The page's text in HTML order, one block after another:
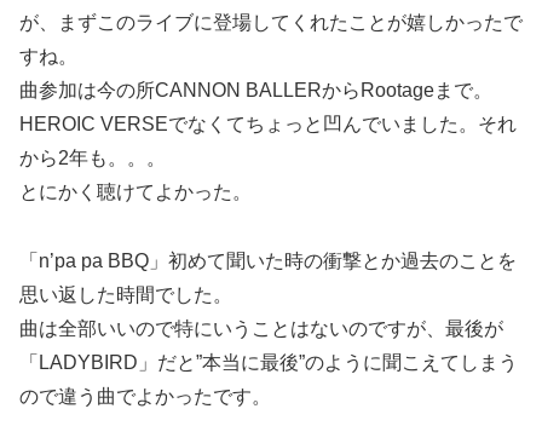
が、まずこのライブに登場してくれたことが嬉しかったで
すね。
曲参加は今の所CANNON BALLERからRootageまで。
HEROIC VERSEでなくてちょっと凹んでいました。それ
から2年も。。。
とにかく聴けてよかった。
「n’pa pa BBQ」初めて聞いた時の衝撃とか過去のことを
思い返した時間でした。
曲は全部いいので特にいうことはないのですが、最後が
「LADYBIRD」だと”本当に最後”のように聞こえてしまう
ので違う曲でよかったです。